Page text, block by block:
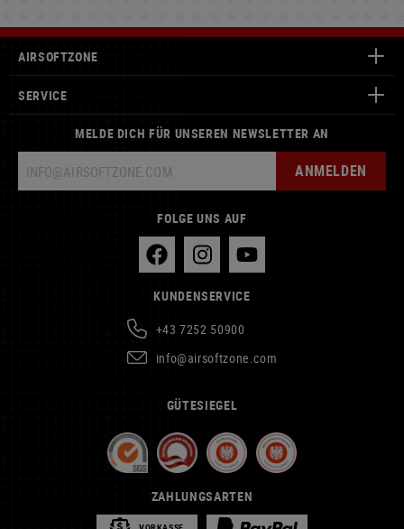
AIRSOFTZONE
SERVICE
MELDE DICH FÜR UNSEREN NEWSLETTER AN
ANMELDEN
FOLGE UNS AUF
KUNDENSERVICE
+43 7252 50900
info@airsoftzone.com
GÜTESIEGEL
ZAHLUNGSARTEN